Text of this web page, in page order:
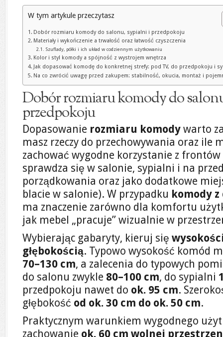
W tym artykule przeczytasz
Dobór rozmiaru komody do salonu, sypialni i przedpokoju
Materiały i wykończenie a trwałość oraz łatwość czyszczenia
Szuflady, półki i ich układ w codziennym użytkowaniu
Kolor i styl komody a spójność z wystrojem wnętrza
Jak dopasować komodę do konkretnej strefy: pod TV, do przedpokoju i
Na co zwrócić uwagę przed zakupem: stabilność, okucia, montaż i
Dobór rozmiaru komody do
przedpokoju
Dopasowanie rozmiaru komody warto
masz rzeczy do przechowywania oraz ile
zachować wygodne korzystanie z
sprawdza się w salonie, sypialni i na
porządkowania oraz jako dodatkowe
blacie w salonie). W przypadku komody
ma znaczenie zarówno dla komfortu
jak mebel „pracuje” wizualnie w
Wybierając gabaryty, kieruj się
głębokością. Typowo wysokość komód
70–130 cm, a zalecenia do typowych
do salonu zwykle 80–100 cm, do sypialni
przedpokoju nawet do ok. 95 cm.
głębokość od ok. 30 cm do ok. 50 cm.
Praktycznym warunkiem wygodnego
zachowanie ok. 60 cm wolnej